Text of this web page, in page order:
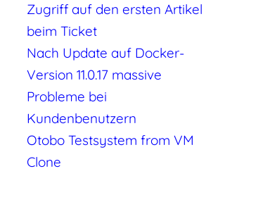
Zugriff auf den ersten Artikel
beim Ticket
Nach Update auf Docker-
Version 11.0.17 massive
Probleme bei
Kundenbenutzern
Otobo Testsystem from VM
Clone